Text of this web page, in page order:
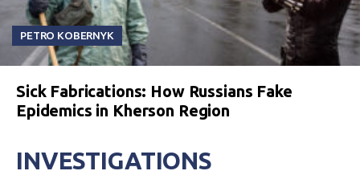
PETRO KOBERNYK
Sick Fabrications: How Russians Fake
Epidemics in Kherson Region
INVESTIGATIONS